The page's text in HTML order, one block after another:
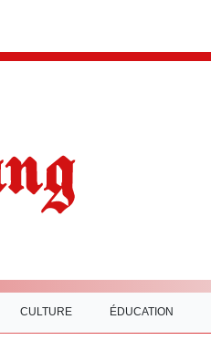
CULTURE ÉDUCATION